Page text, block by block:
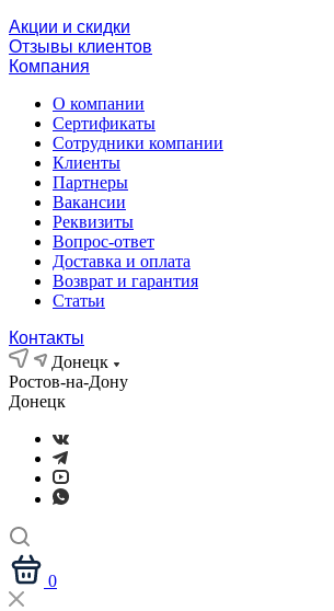
Акции и скидки
Отзывы клиентов
Компания
О компании
Сертификаты
Сотрудники компании
Клиенты
Партнеры
Вакансии
Реквизиты
Вопрос-ответ
Доставка и оплата
Возврат и гарантия
Статьи
Контакты
Донецк
Ростов-на-Дону
Донецк
0